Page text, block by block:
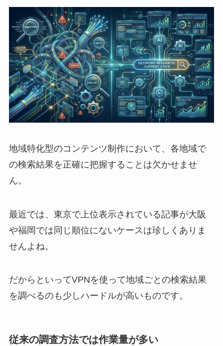
地域特化型のコンテンツ制作において、各地域で
の検索結果を正確に把握することは欠かせませ
ん。
最近では、東京で上位表示されている記事が大阪
や福岡では同じ順位にないケースは珍しくありま
せんよね。
だからといってVPNを使って地域ごとの検索結果
を調べるのも少しハードルが高いものです。
従来の調査方法では作業量が多い